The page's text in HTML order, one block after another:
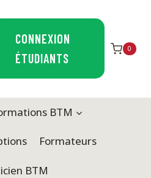
CONNEXION
ÉTUDIANTS
0
BTM
Formateurs
BTM